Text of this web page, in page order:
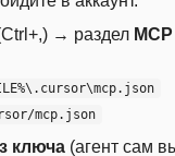
→ раздел MCP
mcp.json
ключа (агент сам